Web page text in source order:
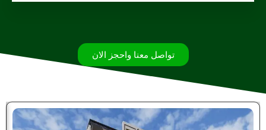
تواصل معنا واحجز الان